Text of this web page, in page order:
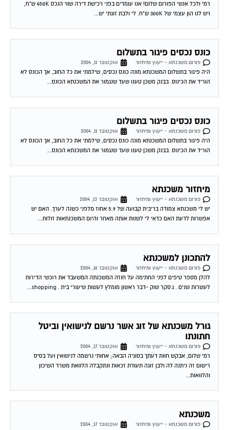
רמי ולכל אנשי הפורום שלום! אנו עומדים בפני רכישת דירה שווי הנכס 450K ש"ח,
ויש לנו הון עצמי של 300K ש"ח. לי ולבת זוגתי יש...
כונס נכסים פיגור בתשלום
פורום משכנתא - ייעוץ ומיחזור
אוקטובר 11, 2004
היה פיגור בתשלום המשכנתא מונה כונס נכסים, שילמתי את כל החוב, אך הכונס לא
הוריד את הכינוס. בבנק משכן טענו שעד שנגמור את המשכנתא הכונס...
כונס נכסים פיגור בתשלום
פורום משכנתא - ייעוץ ומיחזור
אוקטובר 11, 2004
היה פיגור בתשלום המשכנתא מונה כונס נכסים, שילמתי את כל החוב, אך הכונס לא
הוריד את הכינוס. בבנק משכן טענו שעד שנגמור את המשכנתא הכונס...
מיחזור משכנתא
פורום משכנתא - ייעוץ ומיחזור
אוקטובר 13, 2004
יש לי משכנתא צמודה בריבית קבועה של 5.9 אחוז מלפני כשנה לערך. האם יש
אפשרות לדעת האם כדאי לי לשנות אותה מאחר והיום המשכנתאות זולות...
להתכונן למשכנתא
פורום משכנתא - ייעוץ ומיחזור
אוקטובר 16, 2004
להלן מספר טיפים לפני החתימה על חוזה המשכנתה המשעבד את רוכשי הדירות
לעשרות שנים . 1.סקר שוק -דבר ראשון מומלץ לעשות שיעורי בית . shopping...
גורל משכנתא של זוג אשר נרשם לנישואין וביטל
חתונתו
פורום משכנתא - ייעוץ ומיחזור
אוקטובר 17, 2004
רמי שלום, אבקש חוות דעתך בסוגיה הבאה; אחותי נרשמה לנישואין ועל בסיס
רישום זה ניתנה לה ולבן זוגה תעודת זכאות ונתקבלה הלוואת משרד השיכון
והלוואות...
משכנתא
פורום משכנתא - ייעוץ ומיחזור
אוקטובר 17, 2004